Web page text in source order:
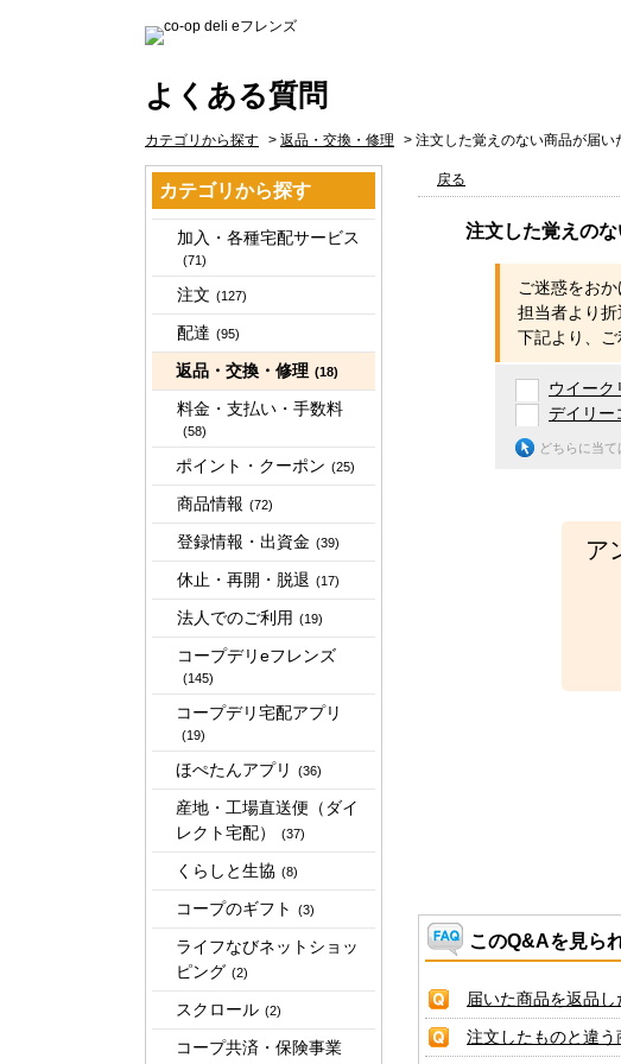
よくある質問
カテゴリから探す > 返品・交換・修理 > 注文した覚えのない商品が届い
カテゴリから探す
加入・各種宅配サービス
(71)
注文 (127)
配達 (95)
返品・交換・修理 (18)
料金・支払い・手数料
(58)
ポイント・クーポン (25)
商品情報 (72)
登録情報・出資金 (39)
休止・再開・脱退 (17)
法人でのご利用 (19)
コープデリeフレンズ
(145)
コープデリ宅配アプリ
(19)
ほぺたんアプリ (36)
産地・工場直送便（ダイ
レクト宅配）
(37)
くらしと生協 (8)
コープのギフト (3)
ライフなびネットショッ
ピング (2)
スクロール (2)
コープ共済・保険事業
戻る
注文した覚えの
ご迷惑をおか
担当者より折
下記より、ご
ウイーク
デイリー
どちらに当
ア
このQ&Aを見ら
届いた商品を返品し
注文したものと違う